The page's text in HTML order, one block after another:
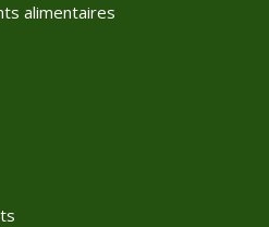
alimentaires